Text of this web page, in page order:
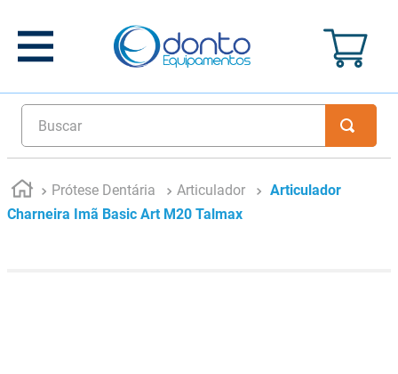
Buscar
Prótese Dentária Articulador
Articulador
Charneira Imã Basic Art M20 Talmax